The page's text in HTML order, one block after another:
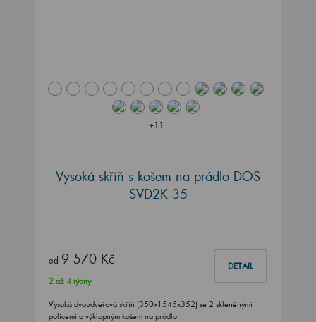
+11
Vysoká skříň s košem na prádlo DOS
SVD2K 35
od 9 570 Kč DETAIL
2 až 4 týdny
Vysoká dvoudveřová skříň (350x1545x352) se 2 skleněnými
policemi a výklopným košem na prádlo